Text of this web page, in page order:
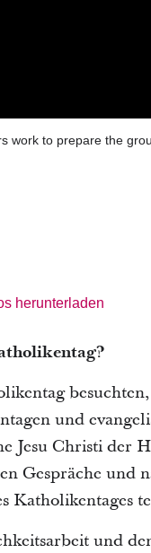
work to prepare the
herunterladen
und
Christi der
Gespräche und
Katholikentages
und